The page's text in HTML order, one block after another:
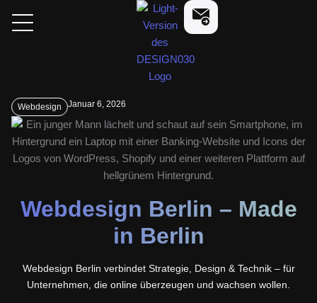
Inhalt
design030 Kostenlose Beratung
Webdesign Januar 6, 2026
Webdesign Berlin – Made
in Berlin
Webdesign Berlin verbindet Strategie, Design & Technik – für
Unternehmen, die online überzeugen und wachsen wollen.